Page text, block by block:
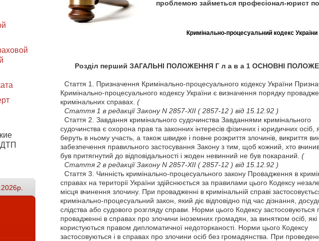
ДТП
проблемою займеться професіонал-юрист
Кримінально-процесуальний кодекс України
Розділ перший ЗАГАЛЬНІ ПОЛОЖЕННЯ Г л а в а 1 ОСНОВНІ
Стаття 1. Призначення Кримінально-процесуального кодексу України
Кримінально-процесуального кодексу України є визначення порядку
кримінальних справах. (
Стаття 1 в редакції Закону N 2857-XII ( 2857-12 ) від 15.12.92 )
Стаття 2. Завдання кримінального судочинства Завданнями кримінального
судочинства є охорона прав та законних інтересів фізичних і юридичних осіб,
беруть в ньому участь, а також швидке і повне розкриття злочинів, викриття
забезпечення правильного застосування Закону з тим, щоб кожний, хто
був притягнутий до відповідальності і жоден невинний не був покараний. (
Стаття 2 в редакції Закону N 2857-XII ( 2857-12 ) від 15.12.92 )
Стаття 3. Чинність кримінально-процесуального закону Провадження в
справах на території України здійснюється за правилами цього Кодексу
місця вчинення злочину. При провадженні в кримінальній справі
кримінально-процесуальний закон, який діє відповідно під час дізнання,
слідства або судового розгляду справи. Норми цього Кодексу застосовуються
провадженні в справах про злочини іноземних громадян, за винятком осіб, які
користуються правом дипломатичної недоторканості. Норми цього Кодексу
застосовуються і в справах про злочини осіб без громадянства. При